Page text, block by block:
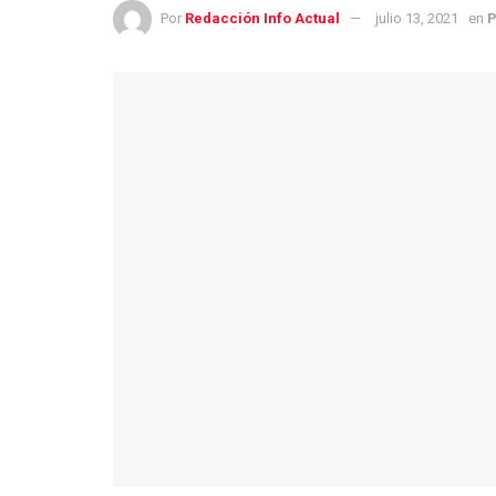
Por Redacción Info Actual julio 13, 2021 en